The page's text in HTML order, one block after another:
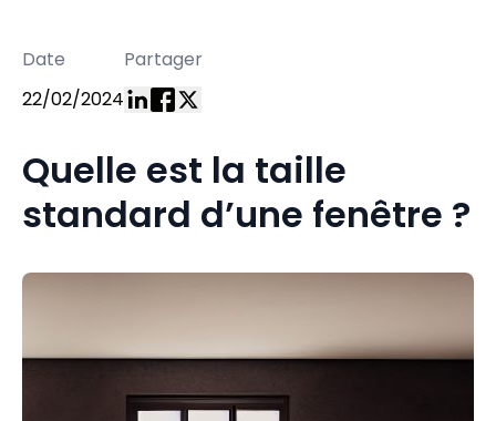
Date
22/02/2024
Partager
Quelle est la taille
standard d’une fenêtre ?